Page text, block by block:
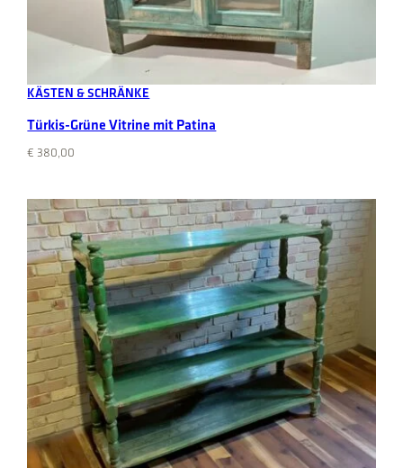
Add to cart
KÄSTEN & SCHRÄNKE
Türkis-Grüne Vitrine mit Patina
€ 380,00